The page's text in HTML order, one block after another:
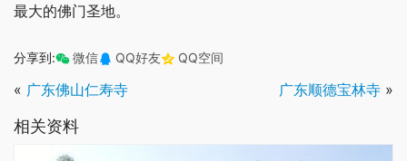
最大的佛门圣地。
分享到: 微信 QQ好友 QQ空间
« 广东佛山仁寿寺 广东顺德宝林寺 »
相关资料